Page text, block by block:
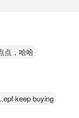
“等确认或等回踩”的
above 2.00 or
点，哈哈
keep buying